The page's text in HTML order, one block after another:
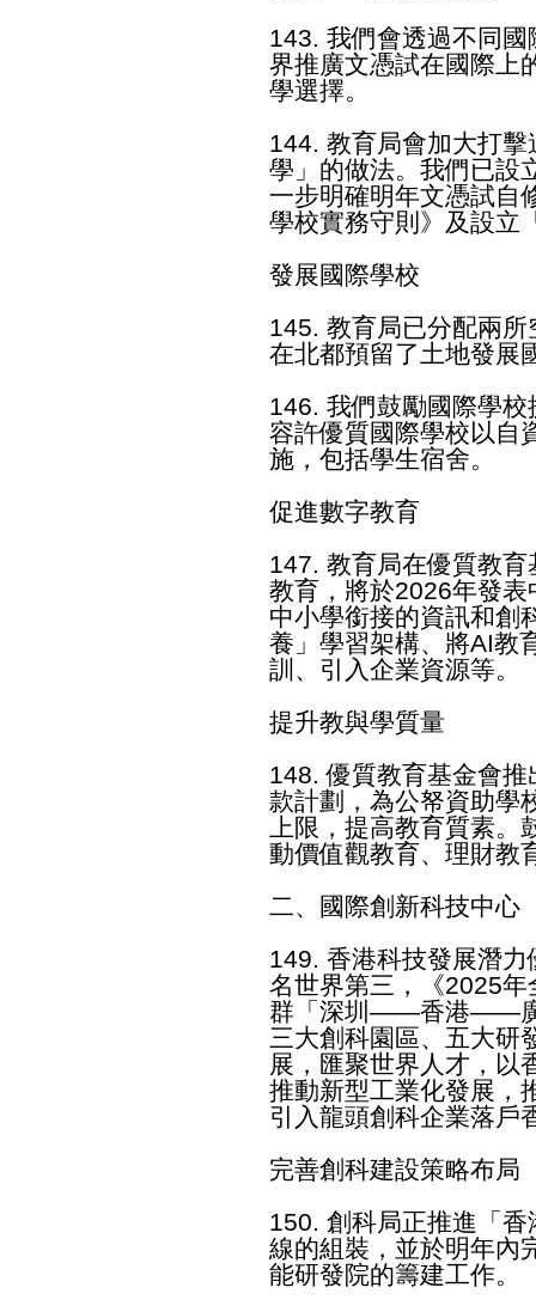
143. 我們會透過不同
界推廣文憑試在國際上
學選擇。
144. 教育局會加大打
學」的做法。我們已設
一步明確明年文憑試自
學校實務守則》及設立
發展國際學校
145. 教育局已分配兩
在北都預留了土地發展
146. 我們鼓勵國際學
容許優質國際學校以自
施，包括學生宿舍。
促進數字教育
147. 教育局在優質教
教育，將於2026年發
中小學銜接的資訊和創
養」學習架構、將AI教
訓、引入企業資源等。
提升教與學質量
148. 優質教育基金會
款計劃，為公帑資助學
上限，提高教育質素
動價值觀教育、理財教
二、國際創新科技中心
149. 香港科技發展潛
名世界第三，《2025
群「深圳——香港——廣
三大創科園區、五大研
展，匯聚世界人才，以
推動新型工業化發展，
引入龍頭創科企業落戶
完善創科建設策略布局
150. 創科局正推進「
線的組裝，並於明年內
能研發院的籌建工作。